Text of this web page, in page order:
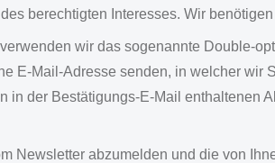
berechtigten Interesses. Wir
wir das sogenannte Double-
E-Mail-Adresse senden, in welcher
in der Bestätigungs-E-Mail enthaltenen
Newsletter abzumelden und die von